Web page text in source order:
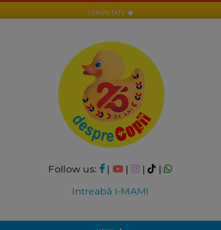
COMUNITATE
Follow us: | | |
|
Intreabă I-MAMI